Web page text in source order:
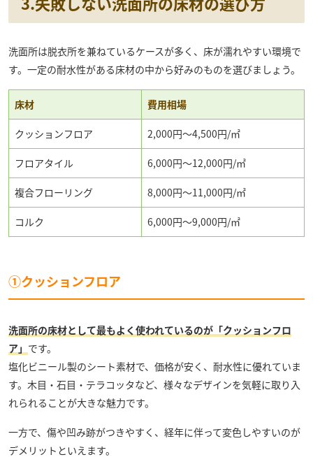
洗面所は脱衣所を兼ねているケースが多く、床が濡れやすい環境で
す。一定の耐水性がある床材の中から好みのものを選びましょう。
床材 費用相場
クッションフロア 2,000円～4,500円/㎡
フロアタイル 6,000円～12,000円/㎡
複合フローリング 8,000円～11,000円/㎡
コルク 6,000円～9,000円/㎡
①クッションフロア
洗面所の床材として最もよく使われているのが「クッションフロ
ア」 です。
塩化ビニール製のシート素材で、価格が安く、耐水性に優れていま
す。木目・石目・テラコッタなど、様々なデザインを気軽に取り入
れられることが大きな魅力です。
一方で、傷や凹み跡がつきやすく、経年に伴って変色しやすいのが
デメリットといえます。